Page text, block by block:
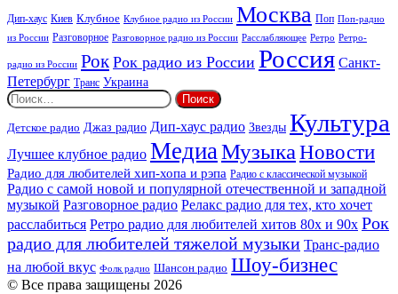
Дип-хаус Киев Клубное Клубное радио из России Москва Поп Поп-радио
из России Разговорное Разговорное радио из России Расслабляющее Ретро Ретро-
радио из России Рок Рок радио из России Россия Санкт-
Петербург Транс Украина
Найти:
Детское радио Джаз радио Дип-хаус радио Звезды Культура
Лучшее клубное радио МедиаМузыкаНовости
Радио для любителей хип-хопа и рэпа Радио с классической музыкой
Радио с самой новой и популярной отечественной и западной
музыкой Разговорное радио Релакс радио для тех, кто хочет
расслабиться Ретро радио для любителей хитов 80х и 90х Рок
радио для любителей тяжелой музыки Транс-радио
на любой вкус Фолк радио Шансон радио Шоу-бизнес
© Все права защищены 2026